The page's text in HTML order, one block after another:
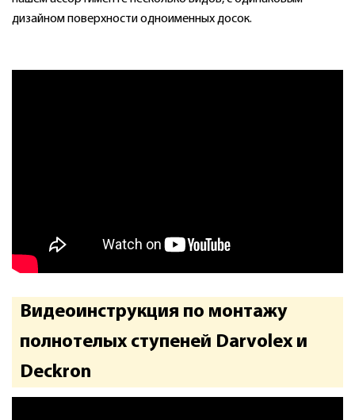
дизайном поверхности одноименных досок.
Видеоинструкция по монтажу
полнотелых ступеней Darvolex и
Deckron